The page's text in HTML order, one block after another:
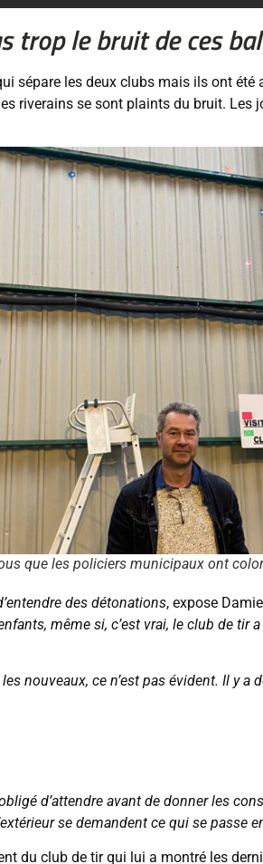
trop le bruit de ces
sépare les deux clubs mais ils ont
riverains se sont plaints du bruit. Les
que les policiers municipaux ont
des détonations, expose
même si, c’est vrai, le club de
nouveaux, ce n’est pas évident. Il y a
d’attendre avant de donner les
se demandent ce qui se passe
du club de tir qui lui a montré les